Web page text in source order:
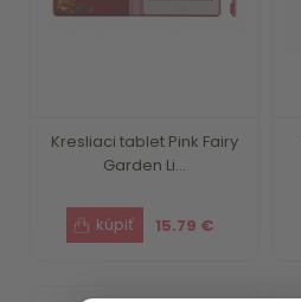
Kresliaci tablet Pink Fairy
Garden Li...
15.79 €